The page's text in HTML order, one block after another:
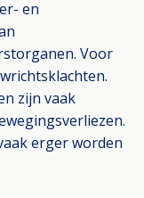
en
Voor
zijn vaak
erger worden